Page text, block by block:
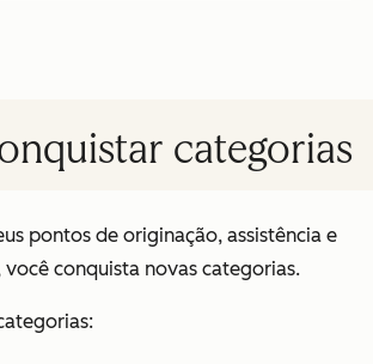
categorias
pontos de originação, assistência e
você conquista novas categorias.